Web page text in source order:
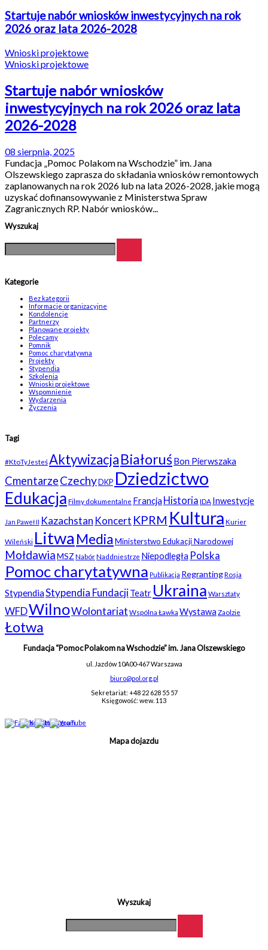
Startuje nabór wniosków inwestycyjnych na rok
2026 oraz lata 2026-2028
Wnioski projektowe
Wnioski projektowe
Startuje nabór wniosków
inwestycyjnych na rok 2026 oraz lata
2026-2028
08 sierpnia, 2025
Fundacja „Pomoc Polakom na Wschodzie” im. Jana
Olszewskiego zaprasza do składania wniosków remontowych
zaplanowanych na rok 2026 lub na lata 2026-2028, jakie mogą
uzyskać dofinansowywanie z Ministerstwa Spraw
Zagranicznych RP. Nabór wniosków...
Wyszukaj
Kategorie
Bez kategorii
Informacje organizacyjne
Kondolencje
Partnerzy
Planowane projekty
Polecamy
Pomnik
Pomoc charytatywna
Projekty
Stypendia
Szkolenia
Wnioski projektowe
Wspomnienie
Wydarzenia
Życzenia
Tagi
#KtoTyJesteśAktywizacjaBiałoruśBon Pierwszaka
CmentarzeCzechyDKP Dziedzictwo
Edukacja Filmy dokumentalne Francja Historia IDA Inwestycje
Jan Paweł II Kazachstan Koncert KPRM Kultura Kurier
Wileński Litwa MediaMinisterstwo Edukacji Narodowej
MołdawiaMSZ NabórNaddniestrze Niepodległa Polska
Pomoc charytatywna Publikacja RegrantingRosja
StypendiaStypendia FundacjiTeatr Ukraina Warsztaty
WFDWilnoWolontariat Wspólna Ławka Wystawa Zaolzie
Łotwa
Fundacja “Pomoc Polakom na Wschodzie” im. Jana Olszewskiego
ul. Jazdów 10A00-467 Warszawa
biuro@pol.org.pl
Sekretariat: +48 22 628 55 57
Księgowość: wew. 113
Mapa dojazdu
Wyszukaj